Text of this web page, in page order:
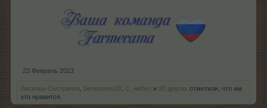
23 Февраль 2023
Лисичка-Сестричка benessere28 С_небес и 20 других отметили, что им
это нравится.